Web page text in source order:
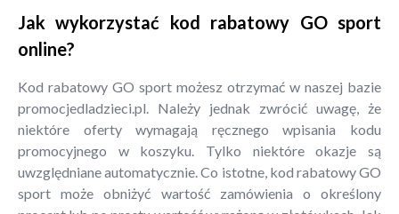
Jak wykorzystać kod rabatowy GO sport
online?
Kod rabatowy GO sport możesz otrzymać w naszej bazie
promocjedladzieci.pl. Należy jednak zwrócić uwagę, że
niektóre oferty wymagają ręcznego wpisania kodu
promocyjnego w koszyku. Tylko niektóre okazje są
uwzględniane automatycznie. Co istotne, kod rabatowy GO
sport może obniżyć wartość zamówienia o określony